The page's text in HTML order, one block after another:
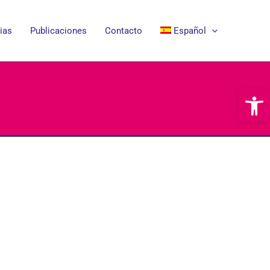
Abrir
Publicaciones Contacto Español